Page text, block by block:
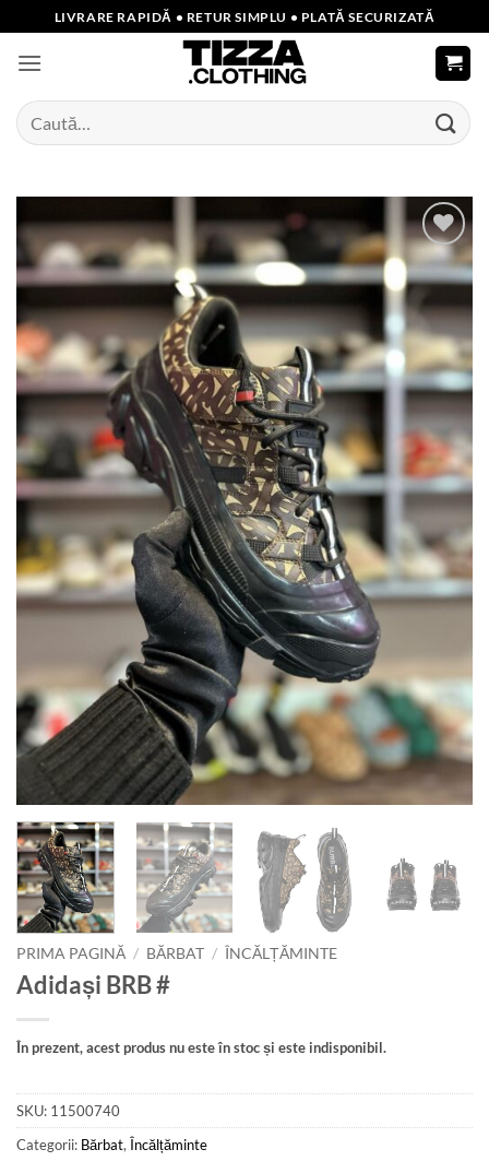
to
content
LIVRARE RAPIDĂ • RETUR SIMPLU • PLATĂ SECURIZATĂ
Caută
după:
Add to
wishlist
PRIMA PAGINĂ / BĂRBAT / ÎNCĂLȚĂMINTE
Adidași BRB #
În prezent, acest produs nu este în stoc și este indisponibil.
SKU: 11500740
Categorii: Bărbat, Încălțăminte